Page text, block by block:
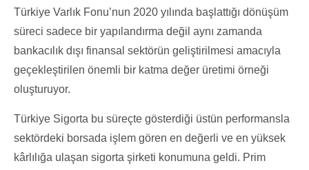
Türkiye Varlık Fonu’nun 2020 yılında başlattığı dönüşüm
süreci sadece bir yapılandırma değil aynı zamanda
bankacılık dışı finansal sektörün geliştirilmesi amacıyla
geçekleştirilen önemli bir katma değer üretimi örneği
oluşturuyor.
Türkiye Sigorta bu süreçte gösterdiği üstün performansla
sektördeki borsada işlem gören en değerli ve en yüksek
kârlılığa ulaşan sigorta şirketi konumuna geldi. Prim